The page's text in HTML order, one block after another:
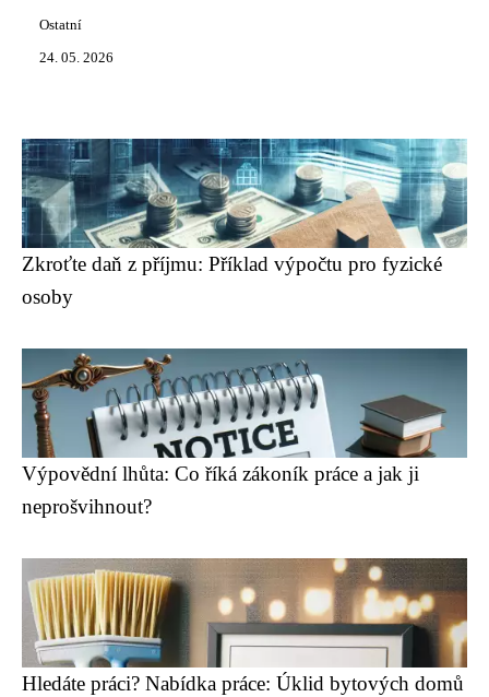
Ostatní
24. 05. 2026
Zkroťte daň z příjmu: Příklad výpočtu pro fyzické
osoby
Výpovědní lhůta: Co říká zákoník práce a jak ji
neprošvihnout?
Hledáte práci? Nabídka práce: Úklid bytových domů